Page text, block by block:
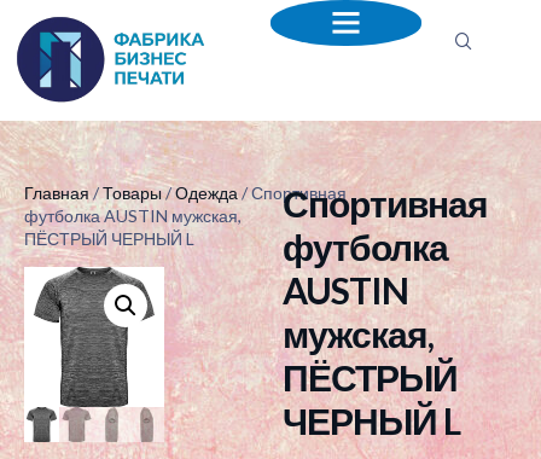
Главная/Товары/Одежда / Спортивная
футболка AUSTIN мужская,
ПЁСТРЫЙ ЧЕРНЫЙ L
Спортивная
футболка
AUSTIN
мужская,
ПЁСТРЫЙ
ЧЕРНЫЙ L